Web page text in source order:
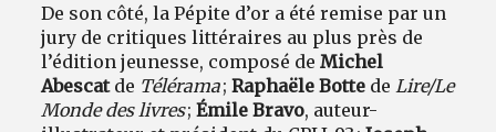
De son côté, la Pépite d’or a été remise par un
jury de critiques littéraires au plus près de
l’édition jeunesse, composé deMichel
Abescat de Télérama;Raphaële Botte deLire/Le
Monde des livres;Émile Bravo, auteur-